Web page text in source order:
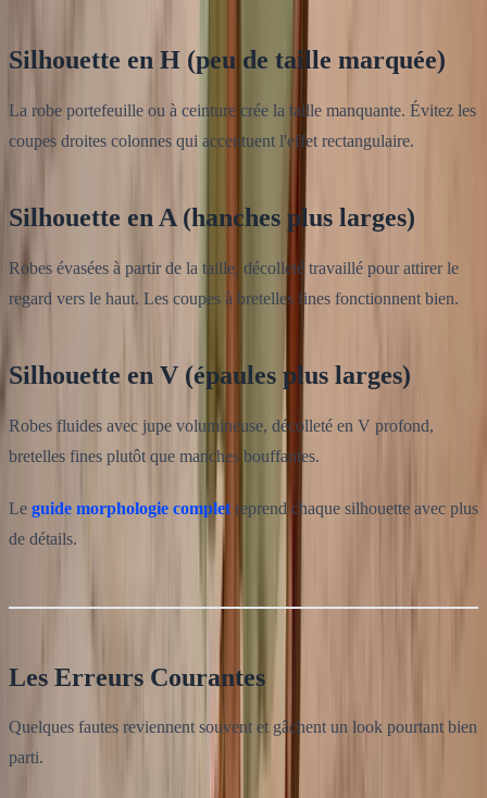
Silhouette en H (peu de taille marquée)
La robe portefeuille ou à ceinture crée la taille manquante. Évitez les
coupes droites colonnes qui accentuent l'effet rectangulaire.
Silhouette en A (hanches plus larges)
Robes évasées à partir de la taille, décolleté travaillé pour attirer le
regard vers le haut. Les coupes à bretelles fines fonctionnent bien.
Silhouette en V (épaules plus larges)
Robes fluides avec jupe volumineuse, décolleté en V profond,
bretelles fines plutôt que manches bouffantes.
Le guide morphologie complet reprend chaque silhouette avec plus
de détails.
Les Erreurs Courantes
Quelques fautes reviennent souvent et gâchent un look pourtant bien
parti.